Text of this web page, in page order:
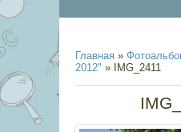
Главная »
2012" » IMG_2411